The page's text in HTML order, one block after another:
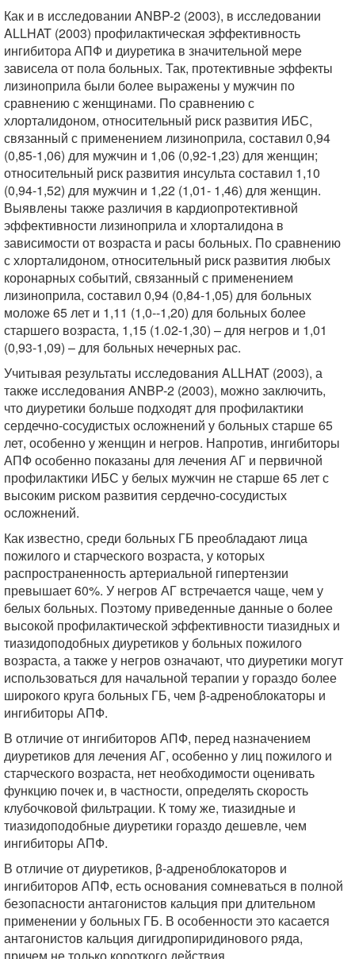
Как и в исследовании ANBP-2 (2003), в исследовании
ALLHAT (2003) профилактическая эффективность
ингибитора АПФ и диуретика в значительной мере
зависела от пола больных. Так, протективные эффекты
лизиноприла были более выражены у мужчин по
сравнению с женщинами. По сравнению с
хлорталидоном, относительный риск развития ИБС,
связанный с применением лизиноприла, составил 0,94
(0,85-1,06) для мужчин и 1,06 (0,92-1,23) для женщин;
относительный риск развития инсульта составил 1,10
(0,94-1,52) для мужчин и 1,22 (1,01- 1,46) для женщин.
Выявлены также различия в кардиопротективной
эффективности лизиноприла и хлорталидона в
зависимости от возраста и расы больных. По сравнению
с хлорталидоном, относительный риск развития любых
коронарных событий, связанный с применением
лизиноприла, составил 0,94 (0,84-1,05) для больных
моложе 65 лет и 1,11 (1,0--1,20) для больных более
старшего возраста, 1,15 (1.02-1,30) – для негров и 1,01
(0,93-1,09) – для больных нечерных рас.
Учитывая результаты исследования ALLHAT (2003), а
также исследования ANBP-2 (2003), можно заключить,
что диуретики больше подходят для профилактики
сердечно-сосудистых осложнений у больных старше 65
лет, особенно у женщин и негров. Напротив, ингибиторы
АПФ особенно показаны для лечения АГ и первичной
профилактики ИБС у белых мужчин не старше 65 лет с
высоким риском развития сердечно-сосудистых
осложнений.
Как известно, среди больных ГБ преобладают лица
пожилого и старческого возраста, у которых
распространенность артериальной гипертензии
превышает 60%. У негров АГ встречается чаще, чем у
белых больных. Поэтому приведенные данные о более
высокой профилактической эффективности тиазидных и
тиазидоподобных диуретиков у больных пожилого
возраста, а также у негров означают, что диуретики могут
использоваться для начальной терапии у гораздо более
широкого круга больных ГБ, чем β-адреноблокаторы и
ингибиторы АПФ.
В отличие от ингибиторов АПФ, перед назначением
диуретиков для лечения АГ, особенно у лиц пожилого и
старческого возраста, нет необходимости оценивать
функцию почек и, в частности, определять скорость
клубочковой фильтрации. К тому же, тиазидные и
тиазидоподобные диуретики гораздо дешевле, чем
ингибиторы АПФ.
В отличие от диуретиков, β-адреноблокаторов и
ингибиторов АПФ, есть основания сомневаться в полной
безопасности антагонистов кальция при длительном
применении у больных ГБ. В особенности это касается
антагонистов кальция дигидропиридинового ряда,
причем не только короткого действия.